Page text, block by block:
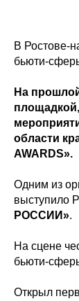
В Ростове-
бьюти-
На
области
AWARDS».
Одним из
выступило
РОССИИ».
На сцене
бьюти-
Открыл